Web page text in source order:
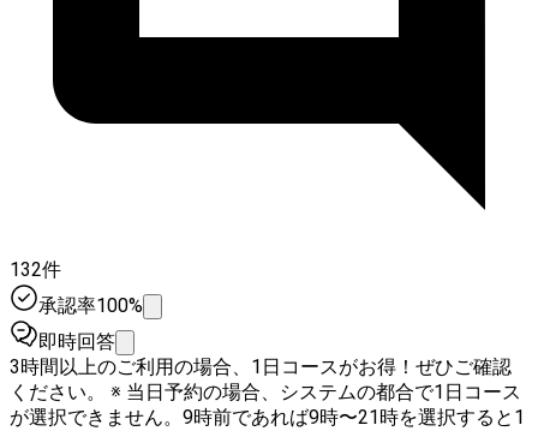
132件
承認率100%
即時回答
3時間以上のご利用の場合、1日コースがお得！ぜひご確認
ください。 ※ 当日予約の場合、システムの都合で1日コース
が選択できません。9時前であれば9時〜21時を選択すると1